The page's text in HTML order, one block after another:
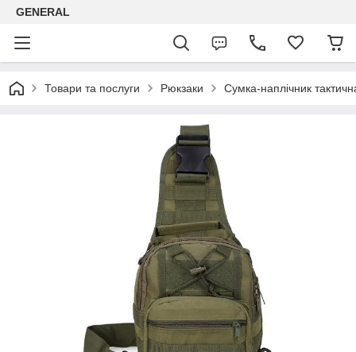
GENERAL
Товари та послуги Рюкзаки Сумка-наплічник